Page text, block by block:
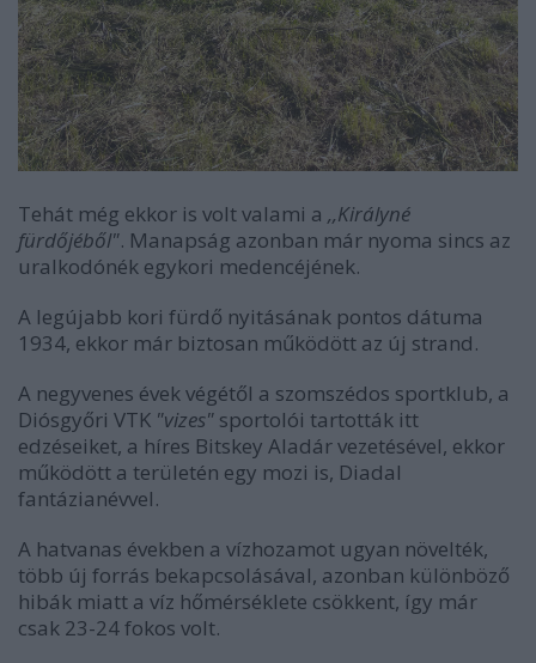
Tehát még ekkor is volt valami a ,,Királyné
fürdőjéből". Manapság azonban már nyoma sincs az
uralkodónék egykori medencéjének.
A legújabb kori fürdő nyitásának pontos dátuma
1934, ekkor már biztosan működött az új strand.
A negyvenes évek végétől a szomszédos sportklub, a
Diósgyőri VTK "vizes" sportolói tartották itt
edzéseiket, a híres Bitskey Aladár vezetésével, ekkor
működött a területén egy mozi is, Diadal
fantázianévvel.
A hatvanas években a vízhozamot ugyan növelték,
több új forrás bekapcsolásával, azonban különböző
hibák miatt a víz hőmérséklete csökkent, így már
csak 23-24 fokos volt.